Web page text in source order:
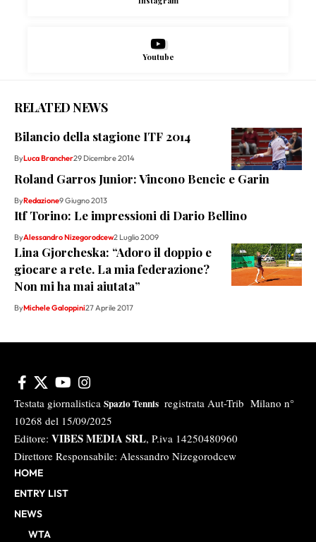
Youtube
RELATED NEWS
Bilancio della stagione ITF 2014
ByLuca Brancher29 Dicembre 2014
Roland Garros Junior: Vincono Bencic e Garin
ByRedazione9 Giugno 2013
Itf Torino: Le impressioni di Dario Bellino
ByAlessandro Nizegorodcew2 Luglio 2009
Lina Gjorcheska: “Adoro il doppio e
giocare a rete. La mia federazione?
Non mi ha mai aiutata”
ByMichele Galoppini27 Aprile 2017
Testata giornalistica Spazio Tennis registrata Aut-Trib Milano n°
10268 del 15/09/2025
Editore: VIBES MEDIA SRL, P.iva 14250480960
Direttore Responsabile: Alessandro Nizegorodcew
HOME
ENTRY LIST
NEWS
WTA